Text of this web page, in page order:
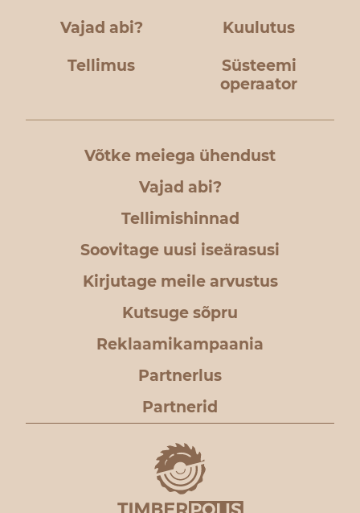
Vajad abi? Kuulutus
Tellimus
Süsteemi
operaator
Võtke meiega ühendust
Vajad abi?
Tellimishinnad
Soovitage uusi iseärasusi
Kirjutage meile arvustus
Kutsuge sõpru
Reklaamikampaania
Partnerlus
Partnerid